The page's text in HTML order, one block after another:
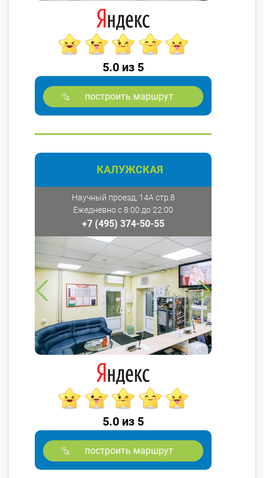
5.0 из 5
построить маршрут
КАЛУЖСКАЯ
Научный проезд, 14А стр.8
Ежедневно с 8:00 до 22:00
+7 (495) 374-50-55
5.0 из 5
построить маршрут